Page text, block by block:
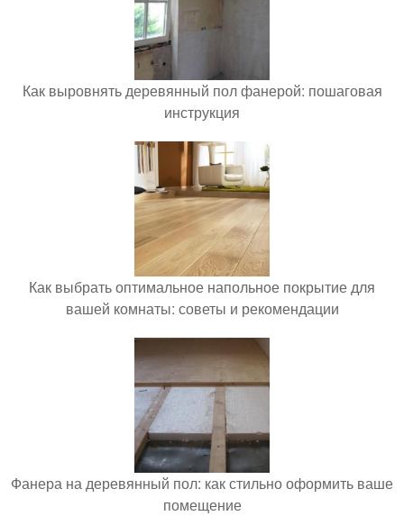
Как выровнять деревянный пол фанерой: пошаговая
инструкция
Как выбрать оптимальное напольное покрытие для
вашей комнаты: советы и рекомендации
Фанера на деревянный пол: как стильно оформить ваше
помещение